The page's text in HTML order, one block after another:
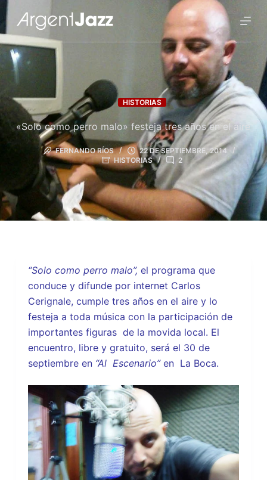
HISTORIAS
«Solo como perro malo» festeja tres años en el aire
FERNANDO RÍOS
22 DE SEPTIEMBRE, 2014
HISTORIAS
2
“Solo como perro malo”, el programa que
conduce y difunde por internet Carlos
Cerignale, cumple tres años en el aire y lo
festeja a toda música con la participación de
importantes figuras de la movida local. El
encuentro, libre y gratuito, será el 30 de
septiembre en “Al Escenario”en La Boca.